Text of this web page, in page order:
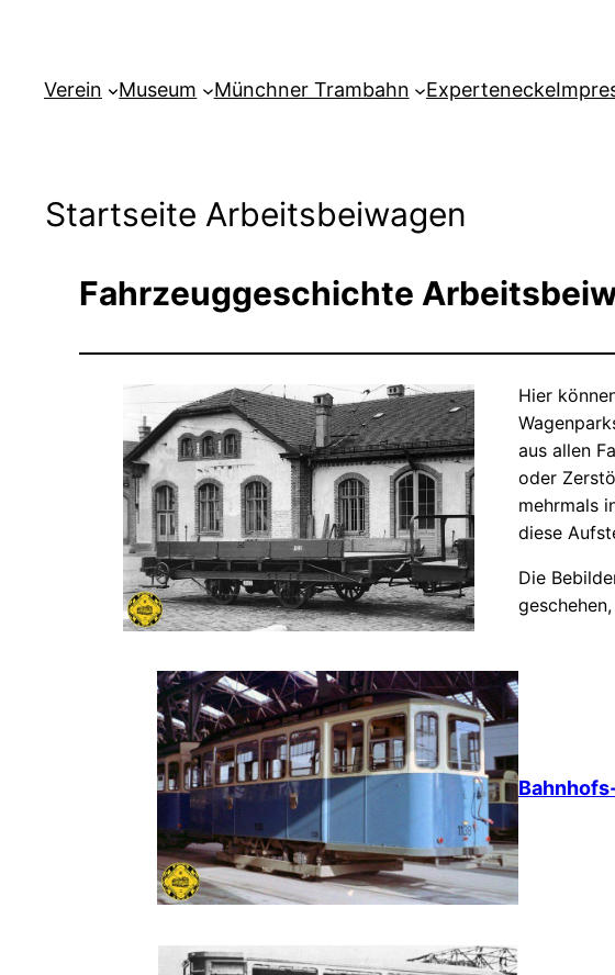
Verein Museum Münchner Trambahn Expertenecke
Startseite Arbeitsbeiwagen
Fahrzeuggeschichte
Hier
aus allen
oder
mehrmals
diese
Die